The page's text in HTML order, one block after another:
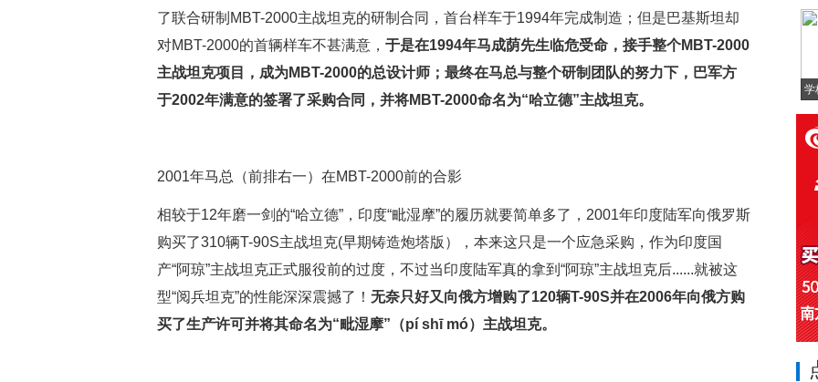
了联合研制MBT-2000主战坦克的研制合同，首台样车于1994年完成制造；但是巴基斯坦却
对MBT-2000的首辆样车不甚满意， 于是在1994年马成荫先生临危受命，接手整个MBT-2000
主战坦克项目，成为MBT-2000的总设计师；最终在马总与整个研制团队的努力下，巴军方
于2002年满意的签署了采购合同，并将MBT-2000命名为“哈立德”主战坦克。
2001年马总（前排右一）在MBT-2000前的合影
相较于12年磨一剑的“哈立德”，印度“毗湿摩”的履历就要简单多了，2001年印度陆军向俄罗斯
购买了310辆T-90S主战坦克(早期铸造炮塔版），本来这只是一个应急采购，作为印度国
产“阿琼”主战坦克正式服役前的过度，不过当印度陆军真的拿到“阿琼”主战坦克后......就被这
型“阅兵坦克”的性能深深震撼了！ 无奈只好又向俄方增购了120辆T-90S并在2006年向俄方购
买了生产许可并将其命名为“毗湿摩”（pí shī mó）主战坦克。
学